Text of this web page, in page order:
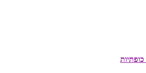
כופתיות